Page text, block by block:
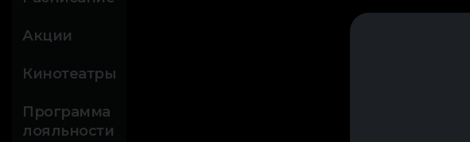
Акции
Кинотеатры
Программа
лояльности